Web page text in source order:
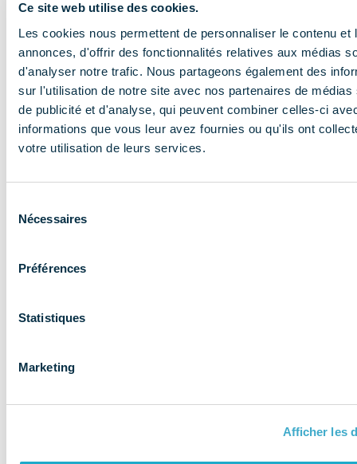
Ce site web utilise des cookies.
Les cookies nous permettent de personnaliser le contenu et
annonces, d'offrir des fonctionnalités relatives aux médias
d'analyser notre trafic. Nous partageons également des
sur l'utilisation de notre site avec nos partenaires de médias
de publicité et d'analyse, qui peuvent combiner celles-ci
informations que vous leur avez fournies ou qu'ils ont
votre utilisation de leurs services.
Nécessaires
Préférences
Statistiques
Marketing
Afficher les
En savoir plus
expertise aux
les accompagne